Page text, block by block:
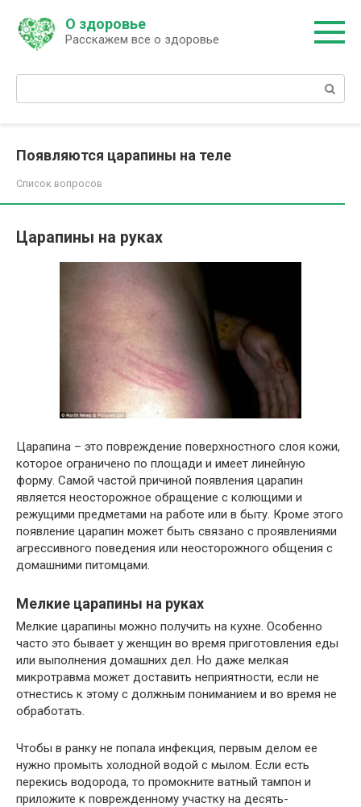
контенту
О здоровье
Расскажем все о здоровье
Поиск:
Появляются царапины на теле
Список вопросов
Царапины на руках
Царапина – это повреждение поверхностного слоя кожи,
которое ограничено по площади и имеет линейную
форму. Самой частой причиной появления царапин
является неосторожное обращение с колющими и
режущими предметами на работе или в быту. Кроме этого
появление царапин может быть связано с проявлениями
агрессивного поведения или неосторожного общения с
домашними питомцами.
Мелкие царапины на руках
Мелкие царапины можно получить на кухне. Особенно
часто это бывает у женщин во время приготовления еды
или выполнения домашних дел. Но даже мелкая
микротравма может доставить неприятности, если не
отнестись к этому с должным пониманием и во время не
обработать.
Чтобы в ранку не попала инфекция, первым делом ее
нужно промыть холодной водой с мылом. Если есть
перекись водорода, то промокните ватный тампон и
приложите к поврежденному участку на десять-